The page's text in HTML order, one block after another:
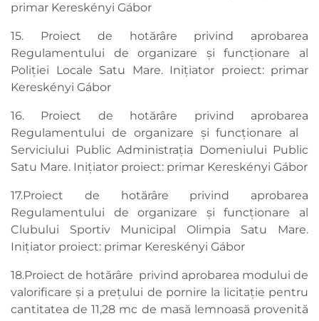
primar Kereskényi Gábor
15. Proiect de hotărâre privind aprobarea
Regulamentului de organizare și funcționare al
Poliției Locale Satu Mare. Inițiator proiect: primar
Kereskényi Gábor
16. Proiect de hotărâre privind aprobarea
Regulamentului de organizare și funcționare al
Serviciului Public Administrația Domeniului Public
Satu Mare. Inițiator proiect: primar Kereskényi Gábor
17.Proiect de hotărâre privind aprobarea
Regulamentului de organizare și funcționare al
Clubului Sportiv Municipal Olimpia Satu Mare.
Inițiator proiect: primar Kereskényi Gábor
18.Proiect de hotărâre privind aprobarea modului de
valorificare și a prețului de pornire la licitație pentru
cantitatea de 11,28 mc de masă lemnoasă provenită